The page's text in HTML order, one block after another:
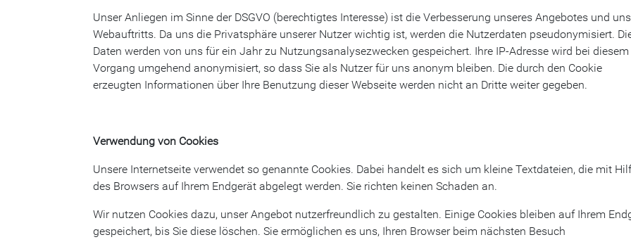
Unser Anliegen im Sinne der DSGVO (berechtigtes Interesse) ist die Verbesserung unseres Angebotes und
Webauftritts. Da uns die Privatsphäre unserer Nutzer wichtig ist, werden die Nutzerdaten pseudonymisiert.
Daten werden von uns für ein Jahr zu Nutzungsanalysezwecken gespeichert. Ihre IP-Adresse wird bei diesem
Vorgang umgehend anonymisiert, so dass Sie als Nutzer für uns anonym bleiben. Die durch den Cookie
erzeugten Informationen über Ihre Benutzung dieser Webseite werden nicht an Dritte weiter gegeben.
Verwendung von Cookies
Unsere Internetseite verwendet so genannte Cookies. Dabei handelt es sich um kleine Textdateien, die mit
des Browsers auf Ihrem Endgerät abgelegt werden. Sie richten keinen Schaden an.
Wir nutzen Cookies dazu, unser Angebot nutzerfreundlich zu gestalten. Einige Cookies bleiben auf Ihrem
gespeichert, bis Sie diese löschen. Sie ermöglichen es uns, Ihren Browser beim nächsten Besuch